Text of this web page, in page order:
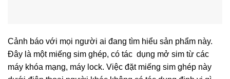
Cảnh báo với mọi người ai đang tìm hiểu sản phẩm này.
Đây là một miếng sim ghép, có tác dụng mở sim từ các
máy khóa mạng, máy lock. Việc đặt miếng sim ghép này